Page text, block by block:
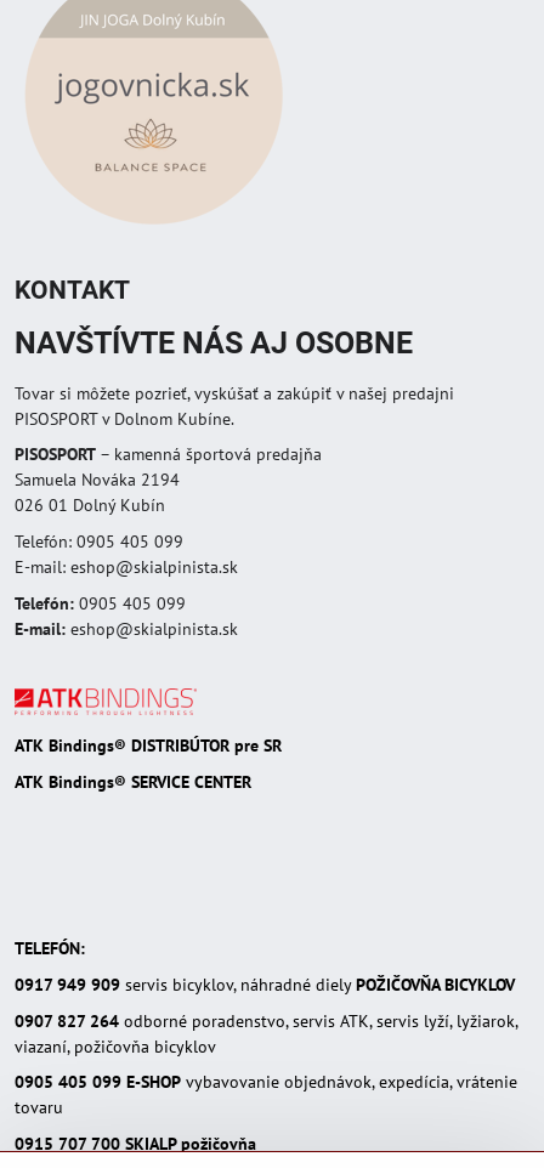
KONTAKT
NAVŠTÍVTE NÁS AJ OSOBNE
Tovar si môžete pozrieť, vyskúšať a zakúpiť v našej predajni
PISOSPORT v Dolnom Kubíne.
PISOSPORT – kamenná športová predajňa
Samuela Nováka 2194
026 01 Dolný Kubín
Telefón: 0905 405 099
E-mail: eshop@skialpinista.sk
Telefón: 0905 405 099
E-mail: eshop@skialpinista.sk
ATK Bindings® DISTRIBÚTOR pre SR
ATK Bindings® SERVICE CENTER
TELEFÓN:
0917 949 909 servis bicyklov, náhradné dielyPOŽIČOVŇA BICYKLOV
0907 827 264 odborné poradenstvo, servis ATK, servis lyží, lyžiarok,
viazaní, požičovňa bicyklov
0905 405 099 E-SHOP vybavovanie objednávok, expedícia, vrátenie
tovaru
0915 707 700 SKIALP požičovňa